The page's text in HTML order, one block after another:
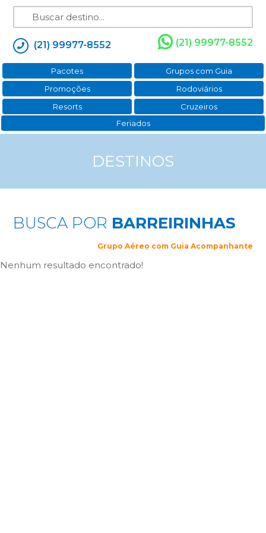
(21) 99977-8552 (21) 99977-8552
Pacotes
Grupos com Guia
Promoções
Rodoviários
Resorts
Cruzeiros
Feriados
DESTINOS
BUSCA POR BARREIRINHAS
Grupo Aéreo com Guia Acompanhante
Nenhum resultado encontrado!